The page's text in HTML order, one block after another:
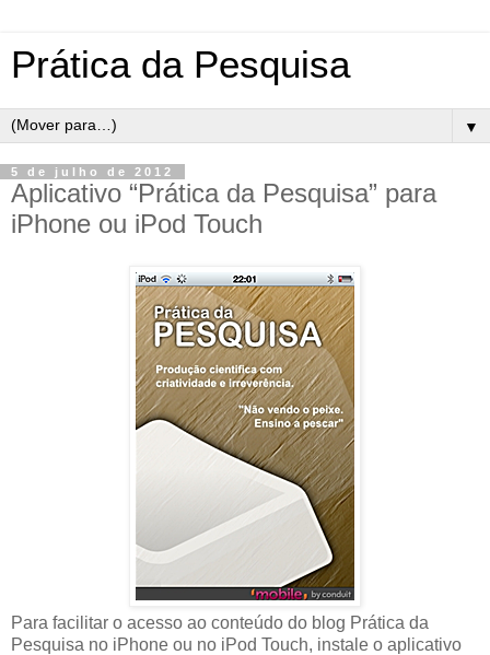
Prática da Pesquisa
▼
5 de julho de 2012
Aplicativo “Prática da Pesquisa” para
iPhone ou iPod Touch
Para facilitar o acesso ao conteúdo do blog Prática da
Pesquisa no iPhone ou no iPod Touch, instale o aplicativo